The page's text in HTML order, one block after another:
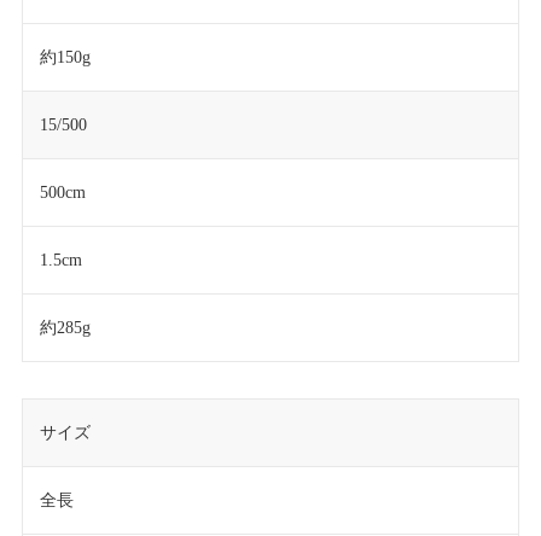
約150g
15/500
500cm
1.5cm
約285g
サイズ
全長